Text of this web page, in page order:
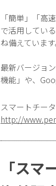
「簡単」「高
で活用してい
ね備えています
最新バージョ
機能」や、
スマートチー
http://
「ス